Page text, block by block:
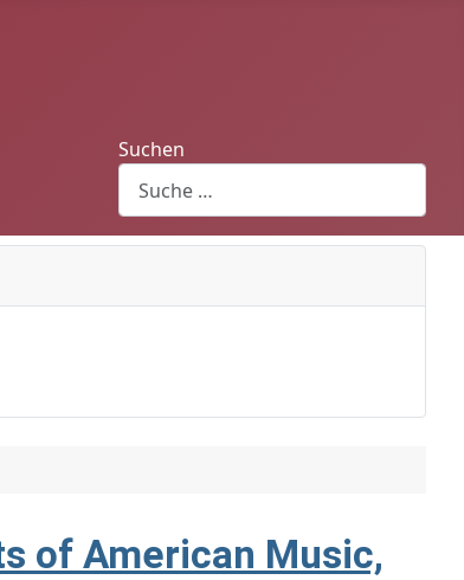
Suchen
of American Music,